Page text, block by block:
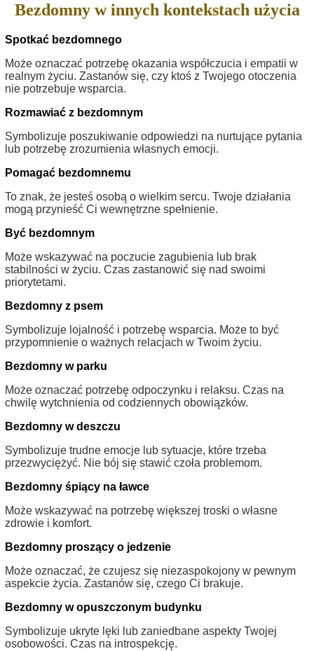
Bezdomny w innych kontekstach użycia
Spotkać bezdomnego
Może oznaczać potrzebę okazania współczucia i empatii w
realnym życiu. Zastanów się, czy ktoś z Twojego otoczenia
nie potrzebuje wsparcia.
Rozmawiać z bezdomnym
Symbolizuje poszukiwanie odpowiedzi na nurtujące pytania
lub potrzebę zrozumienia własnych emocji.
Pomagać bezdomnemu
To znak, że jesteś osobą o wielkim sercu. Twoje działania
mogą przynieść Ci wewnętrzne spełnienie.
Być bezdomnym
Może wskazywać na poczucie zagubienia lub brak
stabilności w życiu. Czas zastanowić się nad swoimi
priorytetami.
Bezdomny z psem
Symbolizuje lojalność i potrzebę wsparcia. Może to być
przypomnienie o ważnych relacjach w Twoim życiu.
Bezdomny w parku
Może oznaczać potrzebę odpoczynku i relaksu. Czas na
chwilę wytchnienia od codziennych obowiązków.
Bezdomny w deszczu
Symbolizuje trudne emocje lub sytuacje, które trzeba
przezwyciężyć. Nie bój się stawić czoła problemom.
Bezdomny śpiący na ławce
Może wskazywać na potrzebę większej troski o własne
zdrowie i komfort.
Bezdomny proszący o jedzenie
Może oznaczać, że czujesz się niezaspokojony w pewnym
aspekcie życia. Zastanów się, czego Ci brakuje.
Bezdomny w opuszczonym budynku
Symbolizuje ukryte lęki lub zaniedbane aspekty Twojej
osobowości. Czas na introspekcję.